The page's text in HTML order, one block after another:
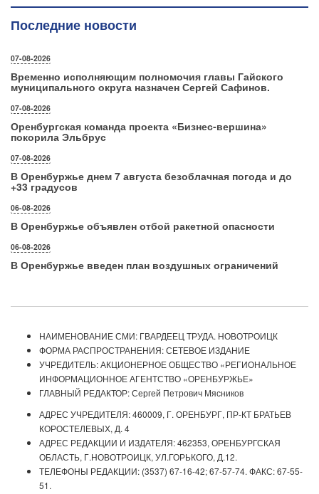
Последние новости
07-08-2026
Временно исполняющим полномочия главы Гайского
муниципального округа назначен Сергей Сафинов.
07-08-2026
Оренбургская команда проекта «Бизнес‑вершина»
покорила Эльбрус
07-08-2026
В Оренбуржье днем 7 августа безоблачная погода и до
+33 градусов
06-08-2026
В Оренбуржье объявлен отбой ракетной опасности
06-08-2026
В Оренбуржье введен план воздушных ограничений
НАИМЕНОВАНИЕ СМИ: ГВАРДЕЕЦ ТРУДА. НОВОТРОИЦК
ФОРМА РАСПРОСТРАНЕНИЯ: СЕТЕВОЕ ИЗДАНИЕ
УЧРЕДИТЕЛЬ: АКЦИОНЕРНОЕ ОБЩЕСТВО «РЕГИОНАЛЬНОЕ
ИНФОРМАЦИОННОЕ АГЕНТСТВО «ОРЕНБУРЖЬЕ»
ГЛАВНЫЙ РЕДАКТОР: Сергей Петрович Мясников
АДРЕС УЧРЕДИТЕЛЯ: 460009, Г. ОРЕНБУРГ, ПР-КТ БРАТЬЕВ
КОРОСТЕЛЕВЫХ, Д. 4
АДРЕС РЕДАКЦИИ И ИЗДАТЕЛЯ: 462353, ОРЕНБУРГСКАЯ
ОБЛАСТЬ, Г.НОВОТРОИЦК, УЛ.ГОРЬКОГО, Д.12.
ТЕЛЕФОНЫ РЕДАКЦИИ: (3537) 67-16-42; 67-57-74. ФАКС: 67-55-
51.